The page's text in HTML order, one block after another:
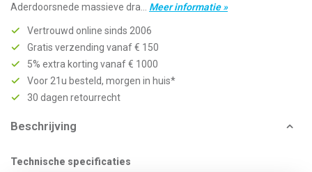
Aderdoorsnede massieve dra... Meer informatie »
Vertrouwd online sinds 2006
Gratis verzending vanaf € 150
5% extra korting vanaf € 1000
Voor 21u besteld, morgen in huis*
30 dagen retourrecht
Beschrijving
Technische specificaties